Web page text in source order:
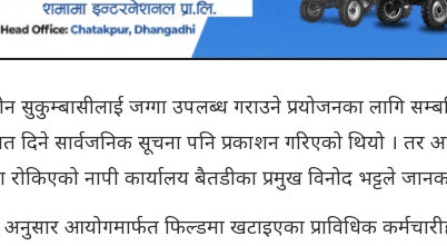
सुकुम्बासीलाई जग्गा उपलब्ध गराउने प्रयोजनका लागि
दिने सार्वजनिक सूचना पनि प्रकाशन गरिएको थियो ।
रोकिएको नापी कार्यालय बैतडीका प्रमुख विनोद भट्टले
आयोगमार्फत फिल्डमा खटाइएका प्राविधिक